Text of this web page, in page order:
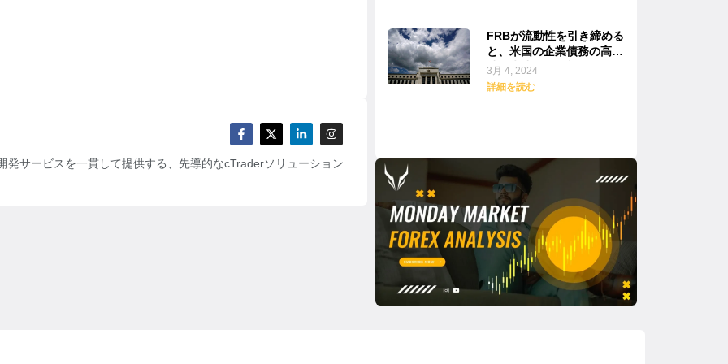
サービスを一貫して提供する、先導的なcTraderソリューション
FRBが流動性を引き締める
と、米国の企業債務の高揚
感は失速する可能性がある
3月 4, 2024
詳細を読む